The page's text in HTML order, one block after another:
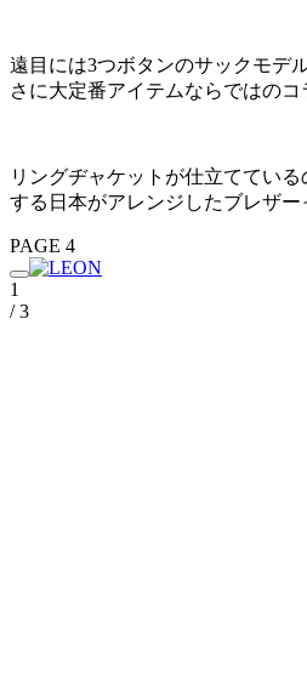
遠目には3つボタンのサックモデ
さに大定番アイテムならではの
リングヂャケットが仕立ててい
する日本がアレンジしたブレザ
PAGE 4
1
/ 3